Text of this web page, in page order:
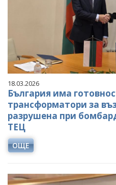
18.03.2026
България има
трансформатори за
разрушена при
ТЕЦ
ОЩЕ